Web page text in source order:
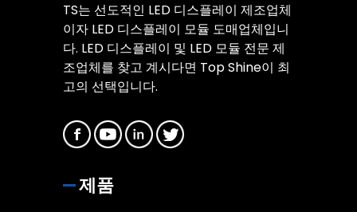
TS는 선도적인 LED 디스플레이 제조업체
이자 LED 디스플레이 모듈 도매업체입니
다. LED 디스플레이 및 LED 모듈 전문 제
조업체를 찾고 계시다면 Top Shine이 최
고의 선택입니다.
제품